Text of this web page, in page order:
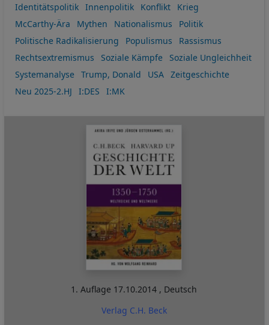
Identitätspolitik
Innenpolitik Konflikt
Krieg
McCarthy-Ära
Mythen Nationalismus
Politik
Politische Radikalisierung
Populismus
Rassismus
Rechtsextremismus
Soziale Kämpfe
Soziale Ungleichheit
Systemanalyse
Trump, Donald USA
Zeitgeschichte
Neu 2025-2.HJ
I:DES I:MK
1. Auflage 17.10.2014 , Deutsch
Verlag C.H. Beck